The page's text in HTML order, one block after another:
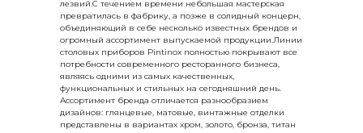
лезвий.С течением времени небольшая мастерская
превратилась в фабрику, а позже в солидный концерн,
объединяющий в себе несколько известных брендов и
огромный ассортимент выпускаемой продукции.Линии
столовых приборов Pintinox полностью покрывают все
потребности современного ресторанного бизнеса,
являясь одними из самых качественных,
функциональных и стильных на сегодняшний день.
Ассортимент бренда отличается разнообразием
дизайнов: глянцевые, матовые, винтажные отделки
представлены в вариантах хром, золото, бронза, титан